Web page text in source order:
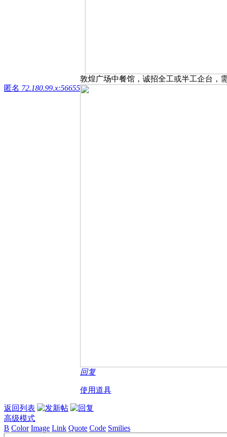
匿名 72.180.99.x:56655
敦煌广场中餐馆，诚招全工或半工企台，
回复
使用道具
返回列表
高级模式
B Color Image Link Quote Code Smilies